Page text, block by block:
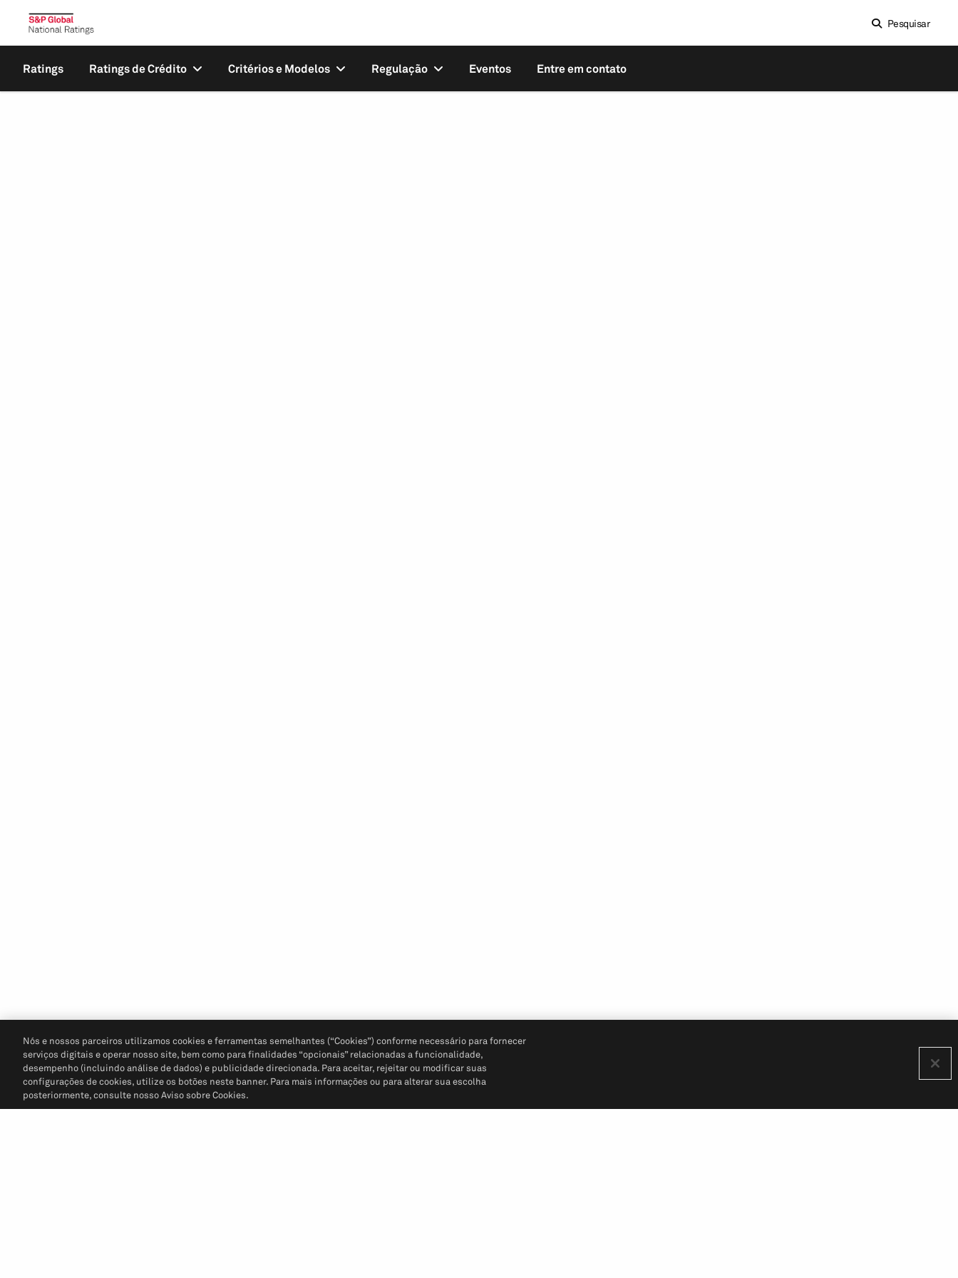
Pesquisar
Ratings Ratings de Crédito Critérios e Modelos Regulação Eventos Entre em contato
Nós e nossos parceiros utilizamos cookies e ferramentas semelhantes (“Cookies”) conforme necessário para fornecer
serviços digitais e operar nosso site, bem como para finalidades “opcionais” relacionadas a funcionalidade,
desempenho (incluindo análise de dados) e publicidade direcionada. Para aceitar, rejeitar ou modificar suas
configurações de cookies, utilize os botões neste banner. Para mais informações ou para alterar sua escolha
posteriormente, consulte nosso Aviso sobre Cookies.